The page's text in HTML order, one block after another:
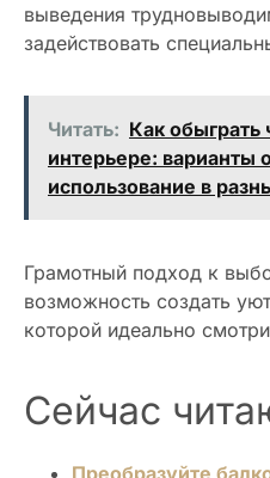
выведения
задействовать
Читать: Как обыграть
интерьере: варианты
использование в
Грамотный подход к
возможность создать
которой идеально
Сейчас